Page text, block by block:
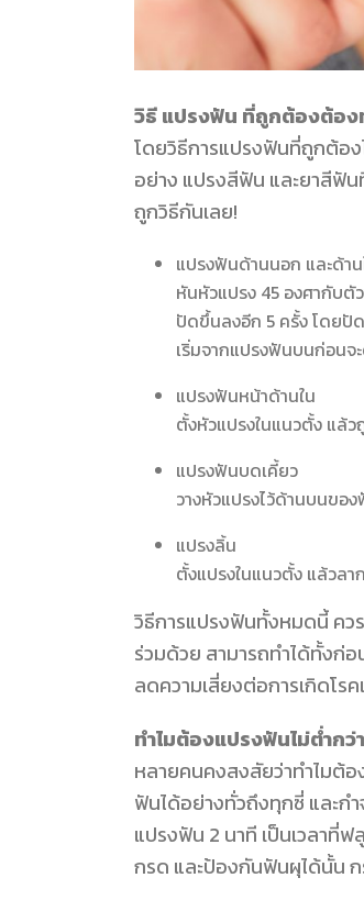
วิธี แปรงฟัน ที่ถูกต้องต้อง
โดยวิธีการแปรงฟันที่ถูกต้อ
อย่าง แปรงสีฟัน และยาสีฟัน
ถูกวิธีกันเลย!
แปรงฟันด้านนอก และด้าน
หันหัวแปรง 45 องศากับตั
ปัดขึ้นลงอีก 5 ครั้ง โดย
เริ่มจากแปรงฟันบนก่อนจ
แปรงฟันหน้าด้านใน
ตั้งหัวแปรงในแนวตั้ง แล้
แปรงฟันบดเคี้ยว
วางหัวแปรงไว้ด้านบนข
แปรงลิ้น
ตั้งแปรงในแนวตั้ง แล้วล
วิธีการแปรงฟันทั้งหมดนี้ ควร
ร่วมด้วย สามารถทำได้ทั้งก่
ลดความเสี่ยงต่อการเกิดโร
ทำไมต้องแปรงฟันไม่ต่ำกว่
หลายคนคงสงสัยว่าทำไมต้อ
ฟันได้อย่างทั่วถึงทุกซี่ และก
แปรงฟัน 2 นาที เป็นเวลาที่
กรด และป้องกันฟันผุได้นั้น